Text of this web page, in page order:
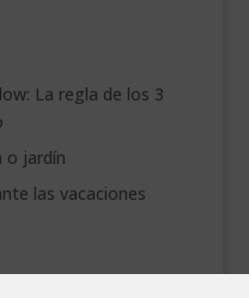
La regla de los 3
o jardín
las vacaciones